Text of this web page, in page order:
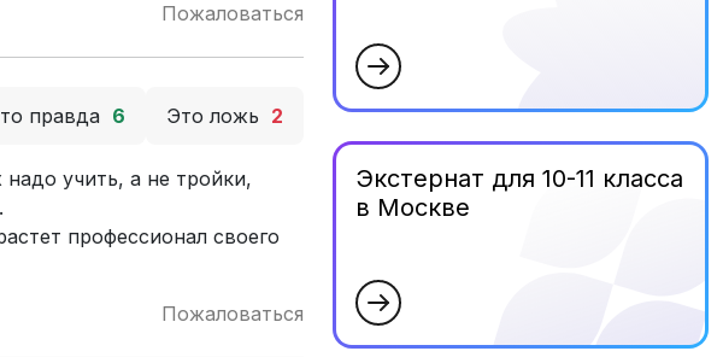
Пожаловаться
правда 6 Это ложь 2
учить, а не тройки,
профессионал своего
Пожаловаться
Экстернат для 10-11 класса
в Москве